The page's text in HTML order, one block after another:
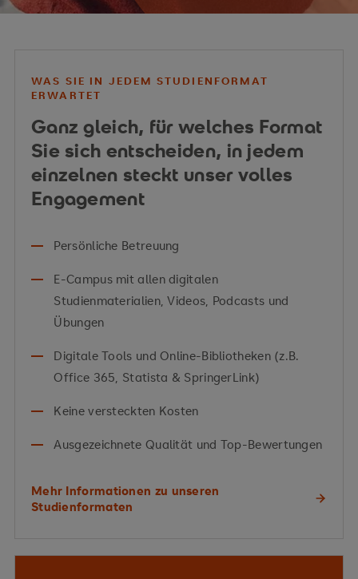
zu unterstützen.
WAS SIE IN JEDEM STUDIENFORMAT
ERWARTET
Ganz gleich, für welches Format
Sie sich entscheiden, in jedem
einzelnen steckt unser volles
Engagement
Persönliche Betreuung
E-Campus mit allen digitalen
Studienmaterialien, Videos, Podcasts und
Übungen
Digitale Tools und Online-Bibliotheken (z.B.
Office 365, Statista & SpringerLink)
Keine versteckten Kosten
Ausgezeichnete Qualität und Top-Bewertungen
Mehr Informationen zu unseren
Studienformaten